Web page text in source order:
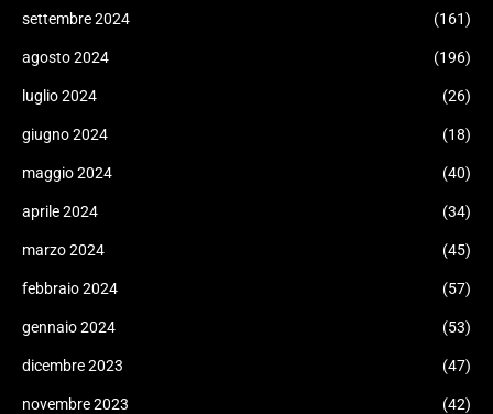
settembre 2024 (161)
agosto 2024 (196)
luglio 2024 (26)
giugno 2024 (18)
maggio 2024 (40)
aprile 2024 (34)
marzo 2024 (45)
febbraio 2024 (57)
gennaio 2024 (53)
dicembre 2023 (47)
novembre 2023 (42)